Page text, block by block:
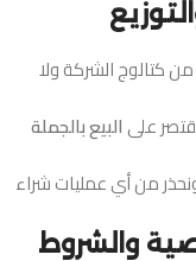
كتالوج الشركة ولا
على البيع بالجملة
من أي عمليات شراء
والشروط